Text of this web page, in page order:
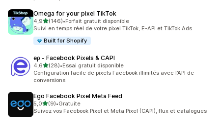
Omega for your pixel TikTok
4,9étoile(s) sur 5
(146)
146 avis au total
•Forfait gratuit disponible
Suivi en temps réel de votre pixel TikTok, E-API et TikTok Ads
Built for Shopify
eρ ‑ Facebook Pixels & CAPI
4,6étoile(s) sur 5
(28)
28 avis au total
•Essai gratuit disponible
Configuration facile de pixels Facebook illimités avec l’API de
conversions
Ego Facebook Pixel Meta Feed
5,0étoile(s) sur 5
(9)
9 avis au total
•Gratuite
Suivez vos Facebook Pixel et Meta Pixel (CAPI), flux et catalogues